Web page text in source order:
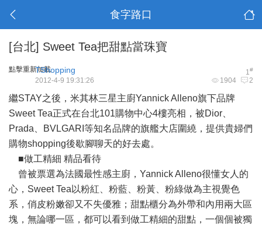
食字路口
[台北] Sweet Tea把甜點當珠寶
點擊重新加載 1#
TShopping
1904 2
2012-4-9 19:31:26
繼STAY之後，米其林三星主廚Yannick Alleno旗下品牌
Sweet Tea正式在台北101購物中心4樓亮相，被Dior、
Prada、BVLGARI等知名品牌的旗艦大店圍繞，提供貴婦們
購物shopping後歇腳聊天的好去處。
■做工精細 精品看待
曾被票選為法國最性感主廚，Yannick Alleno很懂女人的
心，Sweet Tea以粉紅、粉藍、粉黃、粉綠做為主視覺色
系，俏皮粉嫩卻又不失優雅；甜點櫃分為外帶和內用兩大區
塊，無論哪一區，都可以看到做工精細的甜點，一個個被獨